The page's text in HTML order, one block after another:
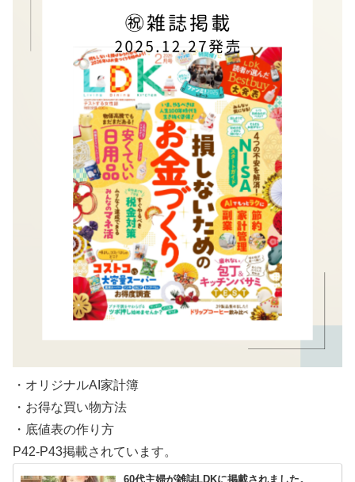
・オリジナルAI家計簿
・お得な買い物方法
・底値表の作り方
P42-P43掲載されています。
60代主婦が雑誌LDKに掲載されました。